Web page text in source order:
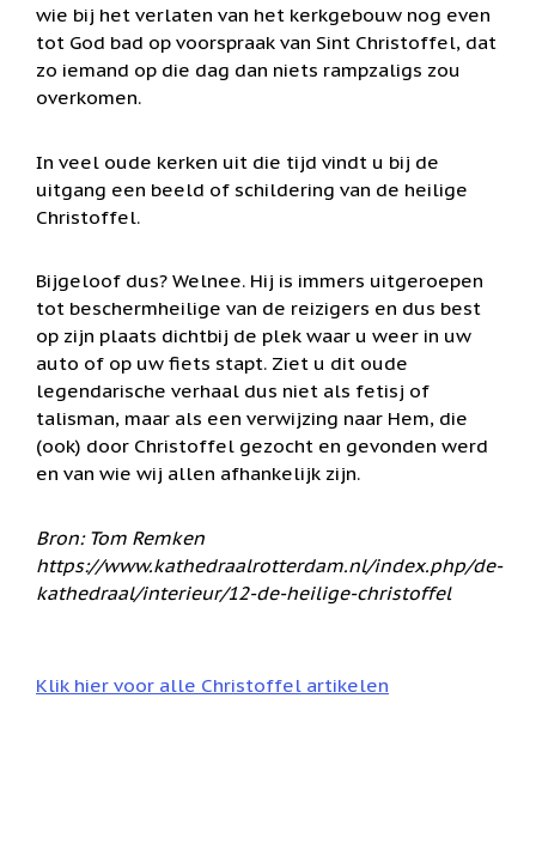
zoek
cadeautje
Mijn
verlanglijstje
product
reviews
Cadeau
inpakservice
Uitleg
toelichting
of
Jim
Shore:
welk
beeldje
moment?
wie bij het verlaten van het kerkgebouw nog even
tot God bad op voorspraak van Sint Christoffel, dat
zo iemand op die dag dan niets rampzaligs zou
overkomen.
In veel oude kerken uit die tijd vindt u bij de
uitgang een beeld of schildering van de heilige
Christoffel.
Bijgeloof dus? Welnee. Hij is immers uitgeroepen
tot beschermheilige van de reizigers en dus best
op zijn plaats dichtbij de plek waar u weer in uw
auto of op uw fiets stapt. Ziet u dit oude
legendarische verhaal dus niet als fetisj of
talisman, maar als een verwijzing naar Hem, die
(ook) door Christoffel gezocht en gevonden werd
en van wie wij allen afhankelijk zijn.
Bron: Tom Remken
https://www.kathedraalrotterdam.nl/index.php/de-
kathedraal/interieur/12-de-heilige-christoffel
Klik hier voor alle Christoffel artikelen